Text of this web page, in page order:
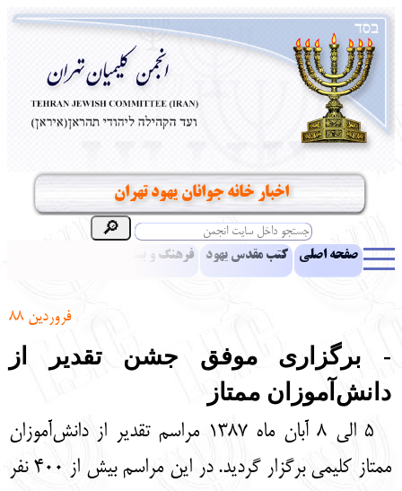
اخبار خانه جوانان یهود تهران
صفحه اصلی کتب مقدس یهود فرهنگ و بینش یهود
نهاد های انجمن
English עברית
فروردین 88
- برگزاری موفق جشن تقدیر از
دانش آموزان ممتاز
5 الی 8 آبان ماه 1387 مراسم تقدیر از دانش‌آموزان
ممتاز کلیمی برگزار گردید. در این مراسم بیش از 400 نفر